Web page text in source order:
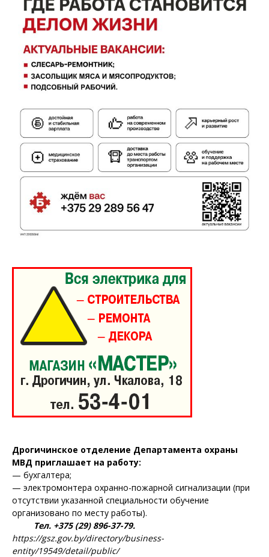
Дрогичинское отделение Департамента охраны
МВД приглашает на работу:
— бухгалтера;
— электромонтера охранно-пожарной сигнализации (при
отсутствии указанной специальности обучение
организовано по месту работы).
Тел. +375 (29) 896-37-79.
https://gsz.gov.by/directory/business-
entity/19549/detail/public/